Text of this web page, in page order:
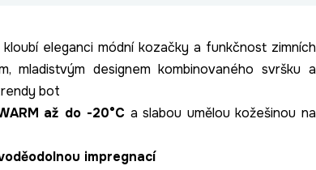
eleganci módní kozačky a funkčnost zimních
mladistvým designem kombinovaného svršku a
bot
až do -20°C a slabou umělou kožešinou na
impregnací